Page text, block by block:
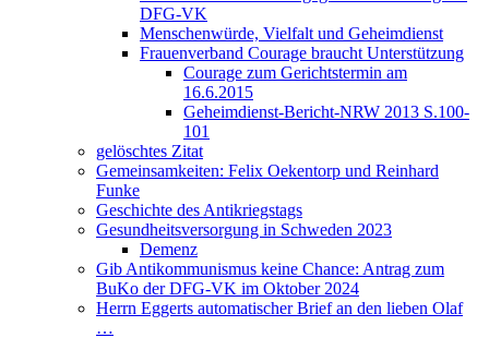
DFG-VK
Menschenwürde, Vielfalt und Geheimdienst
Frauenverband Courage braucht Unterstützung
Courage zum Gerichtstermin am
16.6.2015
Geheimdienst-Bericht-NRW 2013 S.100-
101
gelöschtes Zitat
Gemeinsamkeiten: Felix Oekentorp und Reinhard
Funke
Geschichte des Antikriegstags
Gesundheitsversorgung in Schweden 2023
Demenz
Gib Antikommunismus keine Chance: Antrag zum
BuKo der DFG-VK im Oktober 2024
Herrn Eggerts automatischer Brief an den lieben Olaf
…